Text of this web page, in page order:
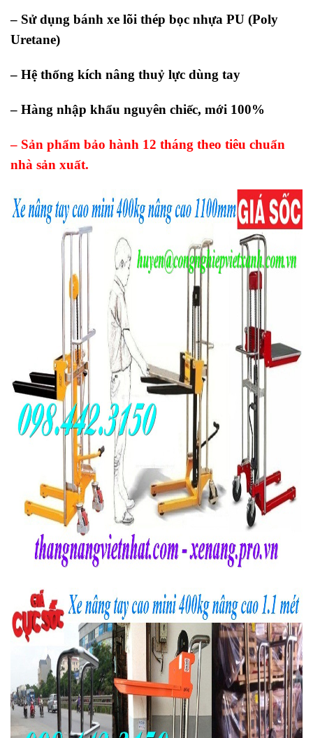
– Sử dụng bánh xe lõi thép bọc nhựa PU (Poly
Uretane)
– Hệ thống kích nâng thuỷ lực dùng tay
– Hàng nhập khẩu nguyên chiếc, mới 100%
– Sản phẩm bảo hành 12 tháng theo tiêu chuẩn
nhà sản xuất.